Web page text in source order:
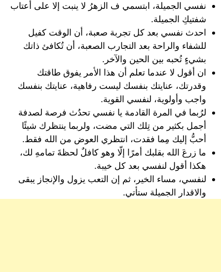
نفسي الجميلة، ابتسمي ف الزهرُ لا ينبت إلا على أعتاب
شفتيكِ الجميلة.
احدث نفسي بعد كل تجربة صعبة، أن الوقت كفيل
للشفاء والراحة بعد التجارب الصعبة، أن تُكافئ ذاتك
بشيءٍ تُحبه بين الحين والآخر.
ان أقول لا عندما تعلم أن هذا الأمر يفوق طاقتك
وقدرتك، عنايتك بنفسك ليست رفاهية، عنايتك بنفسك
واجب وأولوية، لنفسي القوية.
لرُبما في المرة القادمة يا نفسي تحدُث فرصة لصدفة
أجمل بكثير من تِلك التي مضت، ولربما ينتظرك شيئًا
أحبُّ إليك مِما فقدت، انتظري العوض من الله فقط.
‏ما زرعَ الله بقلبك أمرًا إلّا وهو كافلٌ لحظةَ تمامهِ لك،
هكذا أقول لنفسي بعد كل خيبة.
لنفسي، مساء الخير، ثم إن التعب يزول والإنجاز يبقى
والاقدار الجميلة ستأتي.